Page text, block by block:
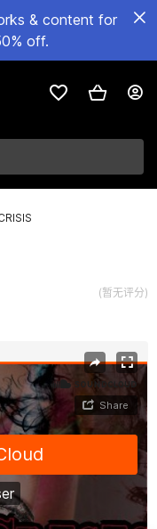
& content for
off.
(暂无评分)